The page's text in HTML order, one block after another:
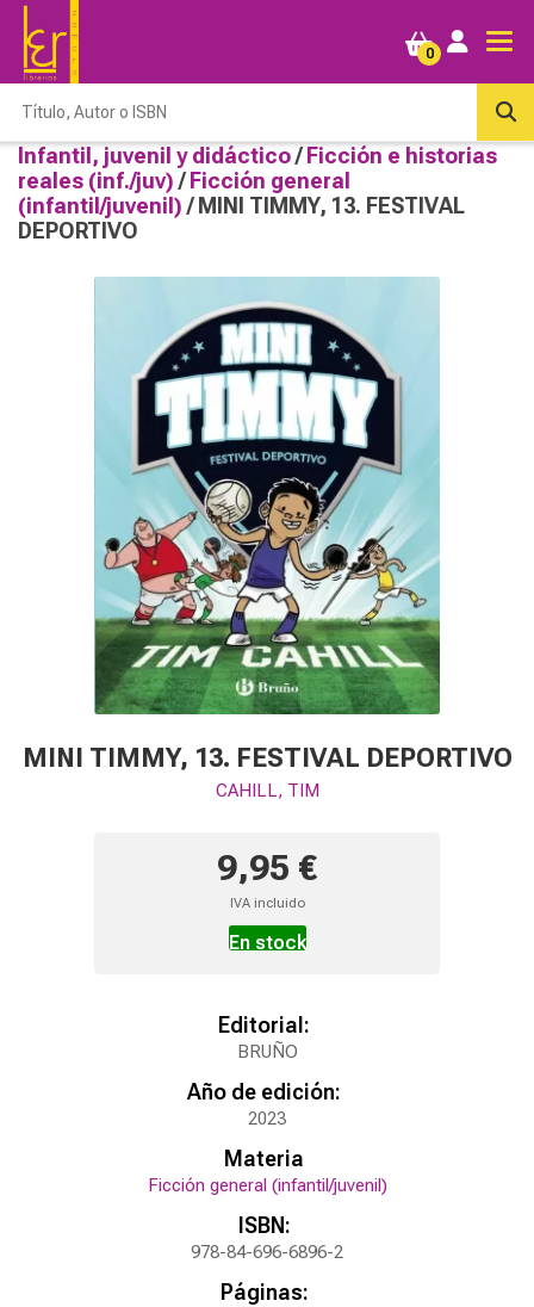
0
Infantil, juvenil y didáctico/ Ficción e historias
reales (inf./juv) / Ficción general
(infantil/juvenil) / MINI TIMMY, 13. FESTIVAL
DEPORTIVO
MINI TIMMY, 13. FESTIVAL DEPORTIVO
CAHILL, TIM
9,95 €
IVA incluido
En stock
Editorial:
BRUÑO
Año de edición:
2023
Materia
Ficción general (infantil/juvenil)
ISBN:
978-84-696-6896-2
Páginas: